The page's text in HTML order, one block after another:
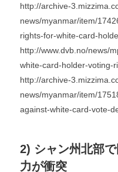
http://archive-
news/myanmar/item/
rights-for-white-card-
http://www.dvb.no/news/
white-card-holder-voting-
http://archive-
news/myanmar/item/
against-white-card-vote-
2) シャン州北部
力が衝突